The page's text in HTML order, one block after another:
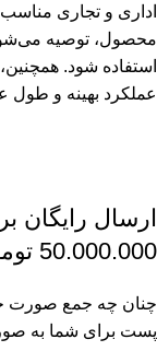
اداری و تجاری
محصول، توصیه
استفاده شود.
عملکرد بهینه و طول
ارسال رایگان
50.000.000 تومان
پست برای شما به